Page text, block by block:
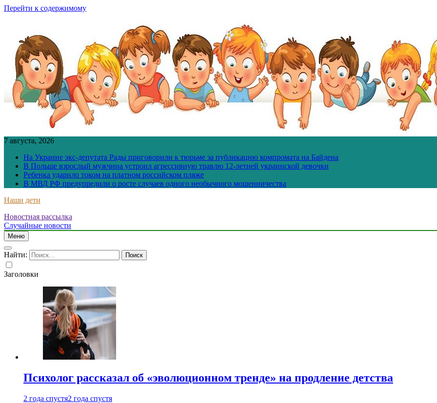
Перейти к содержимому
7 августа, 2026
На Украине экс-депутата Рады приговорили к тюрьме за публикацию компромата на Байдена
В Польше взрослый мужчина устроил агрессивную травлю 12-летней украинской девочки
Ребенка ударило током на платном российском пляже
В МВД РФ предупредили о росте случаев одного необычного мошенничества
Наши дети
Новостная рассылка
Случайные новости
Меню
Найти:
Заголовки
Психолог рассказал об «эволюционном тренде» на продление детства
2 года спустя2 года спустя